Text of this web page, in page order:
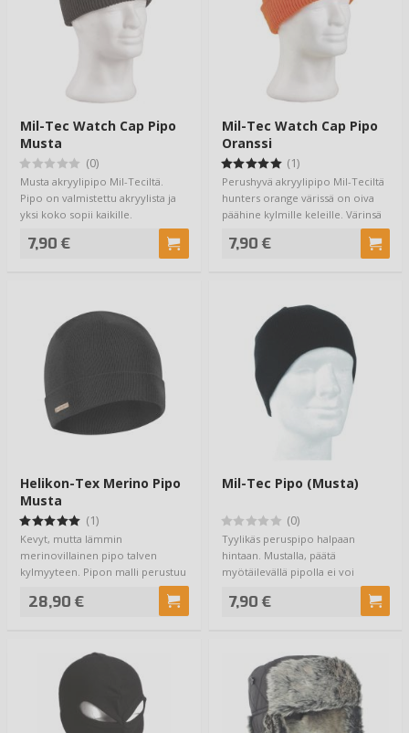
Mil-Tec Watch Cap Pipo
Musta
(0)
Musta akryylipipo Mil-Teciltä.
Pipo on valmistettu akryylista ja
yksi koko sopii kaikille.
7,90 €
Mil-Tec Watch Cap Pipo
Oranssi
(1)
Perushyvä akryylipipo Mil-Teciltä
hunters orange värissä on oiva
päähine kylmille keleille. Värinsä
7,90 €
Helikon-Tex Merino Pipo
Musta
(1)
Kevyt, mutta lämmin
merinovillainen pipo talven
kylmyyteen. Pipon malli perustuu
28,90 €
Mil-Tec Pipo (Musta)
(0)
Tyylikäs peruspipo halpaan
hintaan. Mustalla, päätä
myötäilevällä pipolla ei voi
7,90 €